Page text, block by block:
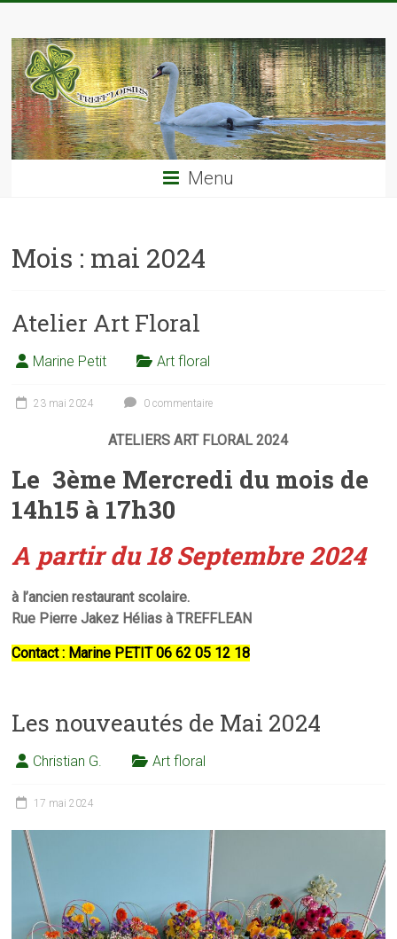
content
TREFF'LOISIRS
Menu
Mois : mai 2024
Atelier Art Floral
Marine Petit Art floral
23 mai 2024 0 commentaire
ATELIERS ART FLORAL 2024
Le 3ème Mercredi du mois de
14h15 à 17h30
A partir du 18 Septembre 2024
à l’ancien restaurant scolaire.
Rue Pierre Jakez Hélias à TREFFLEAN
Contact : Marine PETIT 06 62 05 12 18
Les nouveautés de Mai 2024
Christian G. Art floral
17 mai 2024